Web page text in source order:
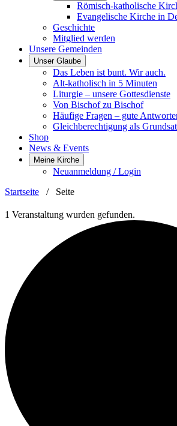
Römisch-katholische
Evangelische Kirche in
Geschichte
Mitglied werden
Unsere Gemeinden
Unser Glaube
Das Leben ist bunt. Wir auch.
Alt-katholisch in 5 Minuten
Liturgie – unsere Gottesdienste
Von Bischof zu Bischof
Häufige Fragen – gute
Gleichberechtigung als
Shop
News & Events
Meine Kirche
Neuanmeldung / Login
Startseite / Seite
1 Veranstaltung wurden gefunden.